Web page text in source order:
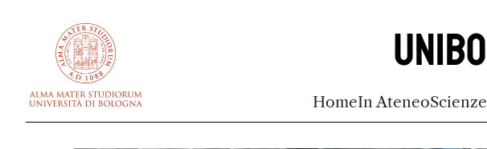
Unibo
HomeIn AteneoScienze